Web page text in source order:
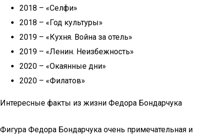
2018 – «Селфи»
2018 – «Год культуры»
2019 – «Кухня. Война за отель»
2019 – «Ленин. Неизбежность»
2020 – «Окаянные дни»
2020 – «Филатов»
Интересные факты из жизни Федора Бондарчука
Фигура Федора Бондарчука очень примечательная и